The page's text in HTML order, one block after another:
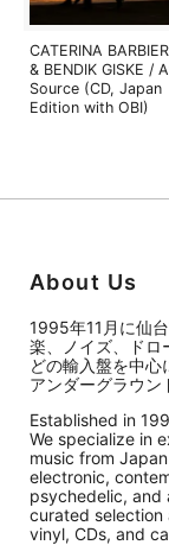
CATERINA
& BENDIK GISKE /
Source (CD, Japan
Edition with OBI)
About Us
1995年11月に仙
楽、ノイズ、ドロ
どの輸入盤を中心
アンダーグラウン
Established in
We specialize in
music from
electronic,
psychedelic, and
curated selection
vinyl, CDs, and